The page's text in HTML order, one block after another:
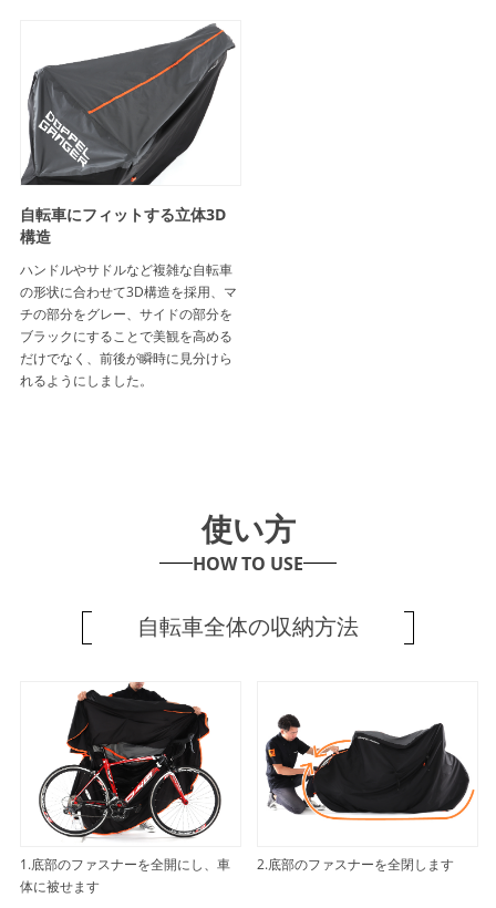
自転車にフィットする立体3D
構造
ハンドルやサドルなど複雑な自転車
の形状に合わせて3D構造を採用、マ
チの部分をグレー、サイドの部分を
ブラックにすることで美観を高める
だけでなく、前後が瞬時に見分けら
れるようにしました。
使い方
HOW TO USE
自転車全体の収納方法
1.底部のファスナーを全開にし、車
体に被せます
2.底部のファスナーを全閉します